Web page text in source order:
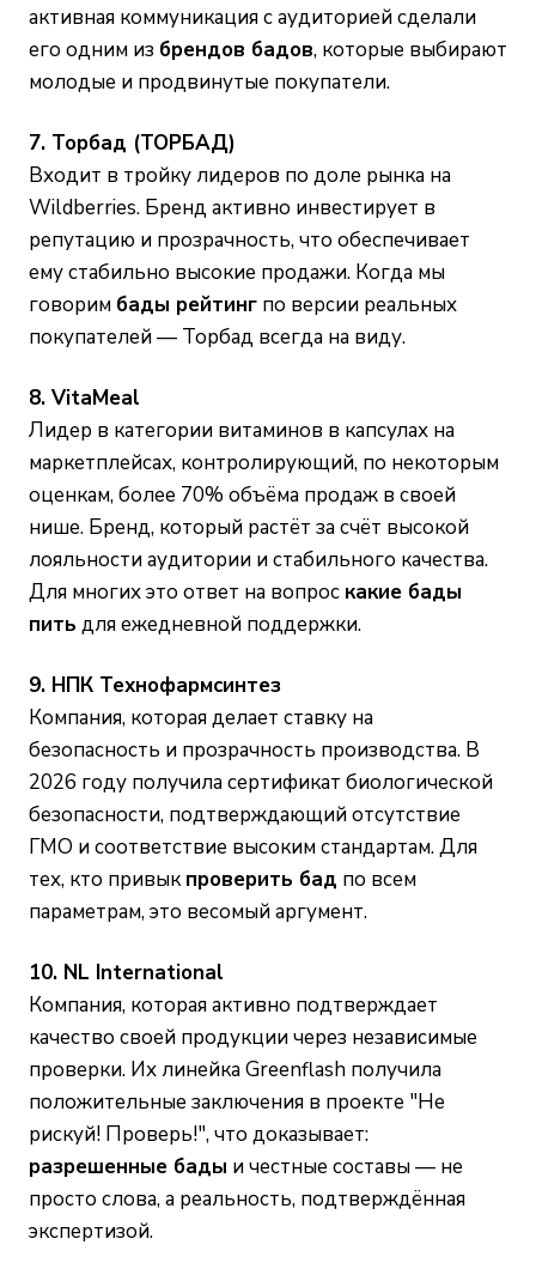
активная коммуникация с аудиторией сделали
его одним из брендов бадов, которые выбирают
молодые и продвинутые покупатели.
7. Торбад (ТОРБАД)
Входит в тройку лидеров по доле рынка на
Wildberries. Бренд активно инвестирует в
репутацию и прозрачность, что обеспечивает
ему стабильно высокие продажи. Когда мы
говорим бады рейтинг по версии реальных
покупателей — Торбад всегда на виду.
8. VitaMeal
Лидер в категории витаминов в капсулах на
маркетплейсах, контролирующий, по некоторым
оценкам, более 70% объёма продаж в своей
нише. Бренд, который растёт за счёт высокой
лояльности аудитории и стабильного качества.
Для многих это ответ на вопрос какие бады
пить для ежедневной поддержки.
9. НПК Технофармсинтез
Компания, которая делает ставку на
безопасность и прозрачность производства. В
2026 году получила сертификат биологической
безопасности, подтверждающий отсутствие
ГМО и соответствие высоким стандартам. Для
тех, кто привык проверить бад по всем
параметрам, это весомый аргумент.
10. NL International
Компания, которая активно подтверждает
качество своей продукции через независимые
проверки. Их линейка Greenflash получила
положительные заключения в проекте "Не
рискуй! Проверь!", что доказывает:
разрешенные бады и честные составы — не
просто слова, а реальность, подтверждённая
экспертизой.